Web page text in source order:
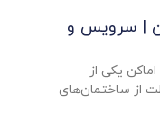
| سرویس و
یکی از
از ساختمان‌های